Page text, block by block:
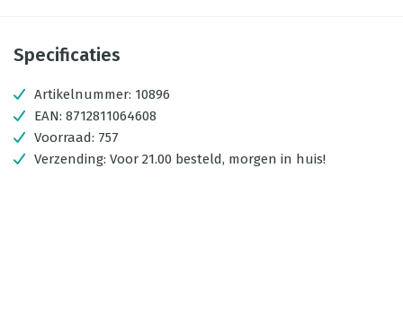
Specificaties
Artikelnummer: 10896
EAN: 8712811064608
Voorraad: 757
Verzending: Voor 21.00 besteld, morgen in huis!